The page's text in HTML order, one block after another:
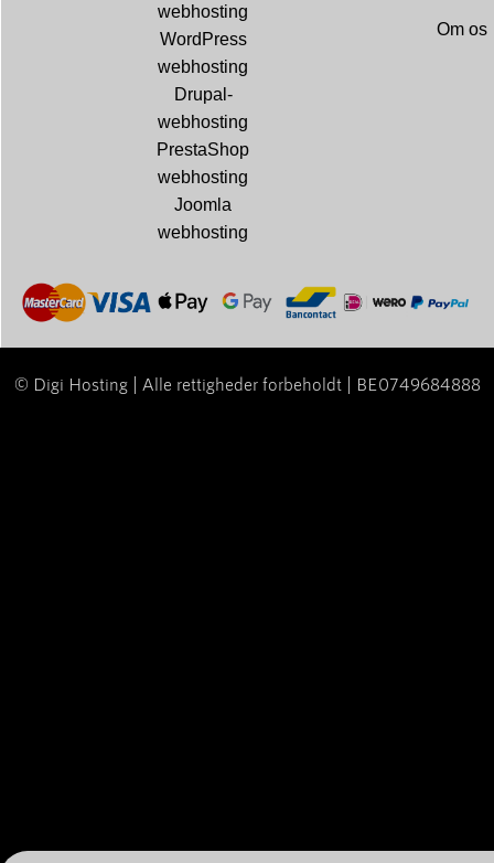
webhosting
WordPress
webhosting
Drupal-
webhosting
PrestaShop
webhosting
Joomla
webhosting
Om os
© Digi Hosting | Alle rettigheder forbeholdt | BE0749684888